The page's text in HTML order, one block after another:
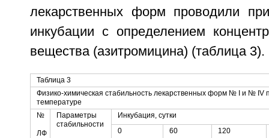
лекарственных форм проводили
инкубации с определением
вещества (азитромицина) (таблица 3).
Таблица 3
Физико-химическая стабильность лекарственных форм № I и № IV
температуре
№
ЛФ
Параметры
стабильности
Инкубация, сутки
0
60
120